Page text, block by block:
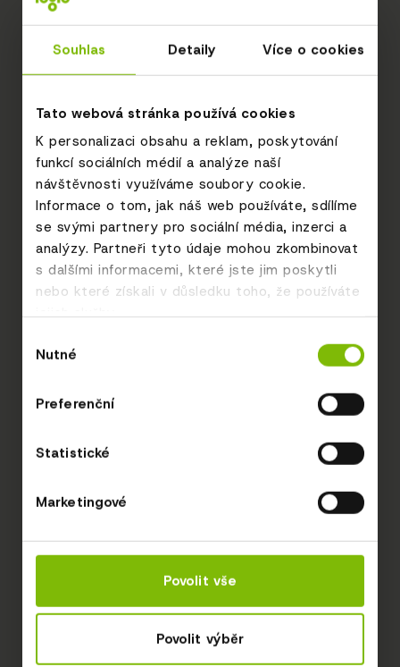
Souhlas Detaily Více o cookies
Tato webová stránka používá cookies
K personalizaci obsahu a reklam, poskytování
funkcí sociálních médií a analýze naší
návštěvnosti využíváme soubory cookie.
Informace o tom, jak náš web používáte, sdílíme
se svými partnery pro sociální média, inzerci a
analýzy. Partneři tyto údaje mohou zkombinovat
s dalšími informacemi, které jste jim poskytli
nebo které získali v důsledku toho, že používáte
jejich služby.
souhlasu
Nutné
Preferenční
Statistické
Marketingové
Povolit vše
Povolit výběr